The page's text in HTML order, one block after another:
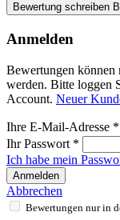
Bewertung schreiben
Anmelden
Bewertungen können
werden. Bitte loggen
Account. Neuer
Ihre E-Mail-Adresse *
Ihr Passwort *
Ich habe mein
Anmelden
Abbrechen
Bewertungen nur in